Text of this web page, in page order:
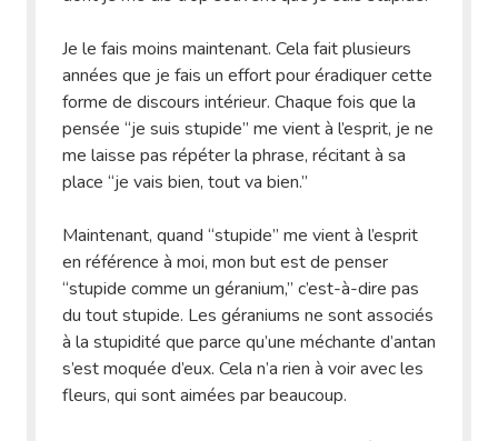
Je le fais moins maintenant. Cela fait plusieurs
années que je fais un effort pour éradiquer cette
forme de discours intérieur. Chaque fois que la
pensée “je suis stupide” me vient à l’esprit, je ne
me laisse pas répéter la phrase, récitant à sa
place “je vais bien, tout va bien.”
Maintenant, quand “stupide” me vient à l’esprit
en référence à moi, mon but est de penser
“stupide comme un géranium,” c’est-à-dire pas
du tout stupide. Les géraniums ne sont associés
à la stupidité que parce qu’une méchante d’antan
s’est moquée d’eux. Cela n’a rien à voir avec les
fleurs, qui sont aimées par beaucoup.